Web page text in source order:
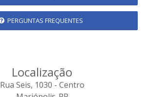
PERGUNTAS FREQUENTES
Localização
Rua Seis, 1030 - Centro